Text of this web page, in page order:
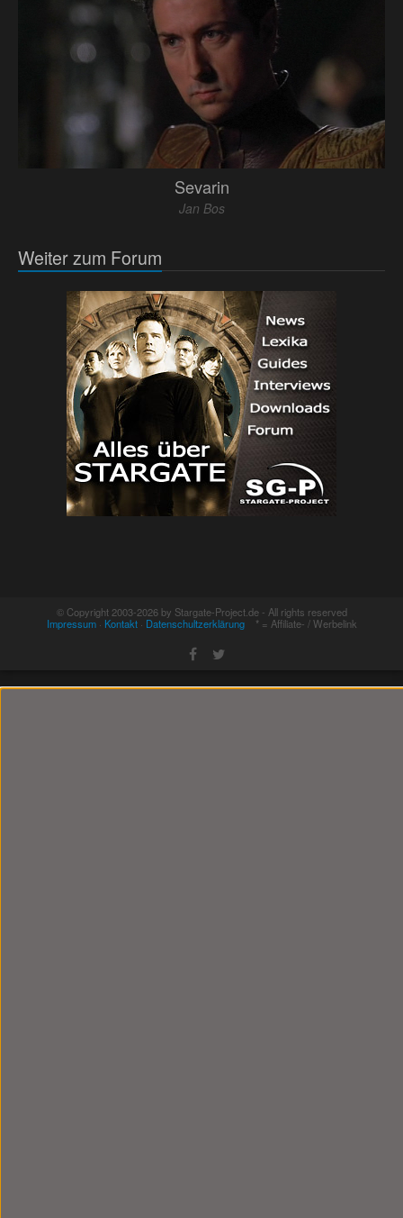
Sevarin
Jan Bos
Weiter zum Forum
© Copyright 2003-2026 by Stargate-Project.de - All rights reserved
Impressum· Kontakt· Datenschultzerklärung* = Affiliate- / Werbelink